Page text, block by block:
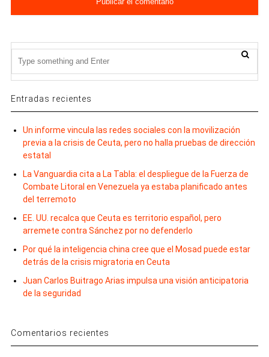
Entradas recientes
Un informe vincula las redes sociales con la movilización
previa a la crisis de Ceuta, pero no halla pruebas de dirección
estatal
La Vanguardia cita a La Tabla: el despliegue de la Fuerza de
Combate Litoral en Venezuela ya estaba planificado antes
del terremoto
EE. UU. recalca que Ceuta es territorio español, pero
arremete contra Sánchez por no defenderlo
Por qué la inteligencia china cree que el Mosad puede estar
detrás de la crisis migratoria en Ceuta
Juan Carlos Buitrago Arias impulsa una visión anticipatoria
de la seguridad
Comentarios recientes